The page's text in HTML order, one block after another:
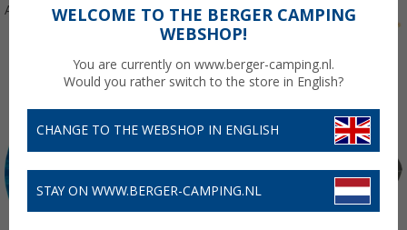
Artikelnr: 642388WELCOME TO THE BERGER CAMPING
WEBSHOP!
You are currently on www.berger-camping.nl.
Would you rather switch to the store in English?
CHANGE TO THE WEBSHOP IN ENGLISH
STAY ON WWW.BERGER-CAMPING.NL